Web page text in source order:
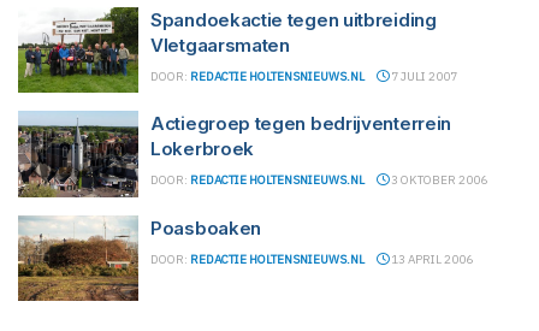
Spandoekactie tegen uitbreiding
Vletgaarsmaten
DOOR: REDACTIE HOLTENSNIEUWS.NL 7 JULI 2007
Actiegroep tegen bedrijventerrein
Lokerbroek
DOOR: REDACTIE HOLTENSNIEUWS.NL 3 OKTOBER 2006
Poasboaken
DOOR: REDACTIE HOLTENSNIEUWS.NL 13 APRIL 2006